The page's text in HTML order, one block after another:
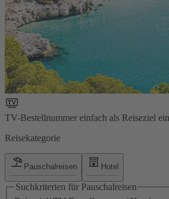
TV-Bestellnummer einfach als Reiseziel
Reisekategorie
Pauschalreisen Hotel
Suchkriterien für Pauschalreisen